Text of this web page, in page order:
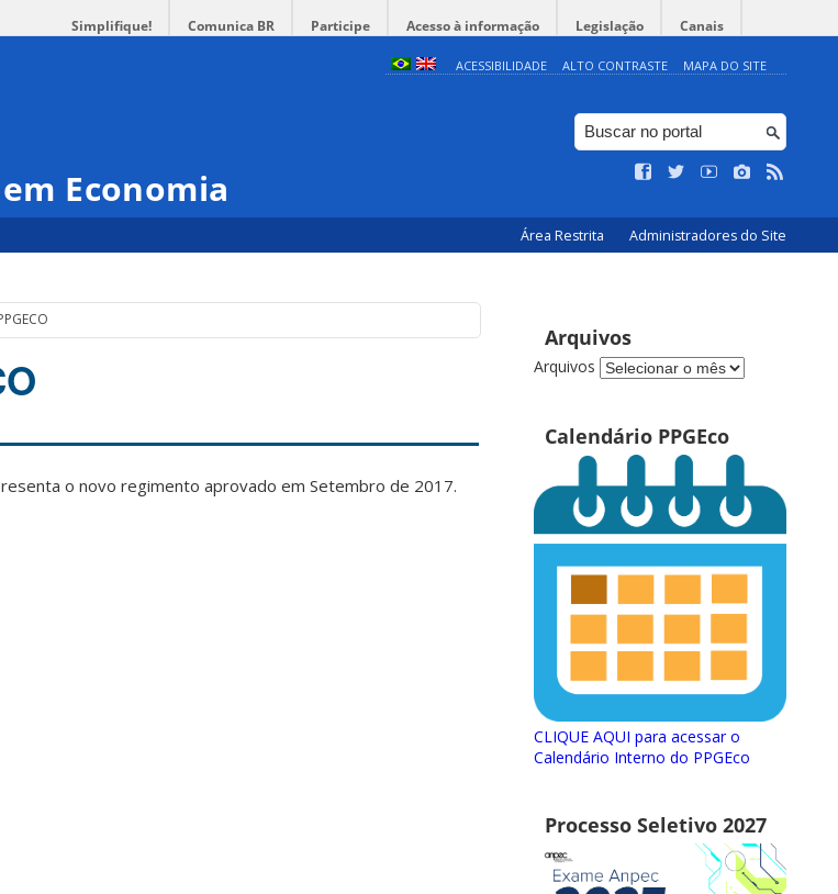
Simplifique! Comunica BR Participe Acesso à informação Legislação Canais
ACESSIBILIDADE ALTO CONTRASTE MAPA DO SITE
Economia
Área Restrita Administradores do Site
o novo regimento aprovado em Setembro de 2017.
Arquivos
Arquivos
Calendário PPGEco
CLIQUE AQUI para acessar o
Calendário Interno do PPGEco
Processo Seletivo 2027